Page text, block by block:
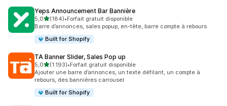
Yeps Announcement Bar Bannière
5,0étoile(s) sur 5
(184)
184 avis au total
•Forfait gratuit disponible
Barre d’annonces, sales popup, en-tête, barre compte à rebours
Built for Shopify
TA Banner Slider, Sales Pop up
5,0étoile(s) sur 5
(1 193)
1193 avis au total
•Forfait gratuit disponible
Ajouter une barre d’annonces, un texte défilant, un compte à
rebours, des bannières carrousel
Built for Shopify